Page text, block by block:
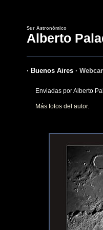
Sur Astronómico
Alberto
· Buenos Aires ·
Enviadas por Alberto
Más fotos del autor.